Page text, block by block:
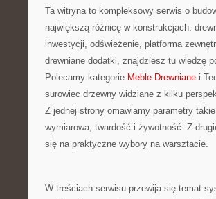
Ta witryna to kompleksowy serwis o
największą różnicę w konstrukcjach:
inwestycji, odświeżenie, platforma
drewniane dodatki, znajdziesz tu wiedzę
Polecamy kategorie Meble Drewniane i
surowiec drzewny widziane z kilku
Z jednej strony omawiamy parametry
wymiarowa, twardość i żywotność. Z
się na praktyczne wybory na warsztacie.
W treściach serwisu przewija się temat